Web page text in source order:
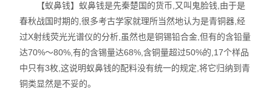
RoHS2.0检测仪
【蚁鼻钱】蚁鼻钱是先秦楚国的货币,又叫鬼脸钱,由于是
春秋战国时期的,很多考古学家就理所当然地认为是青铜器,经
过X射线荧光光谱仪的分析,虽然也是铜锡铅合金,但有的含铅量
达70%～80%,有的含锡量达68%,含铜量超过50%的,17个样品
中只有3枚,这说明蚁鼻钱的配料没有统一的规定,将它归纳到青
铜类显然是不妥的。